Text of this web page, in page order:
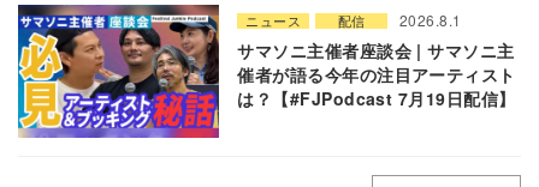
ニュース 配信 2026.8.1
サマソニ主催者座談会 | サマソニ主
催者が語る今年の注目アーティスト
は？【#FJPodcast 7月19日配信】